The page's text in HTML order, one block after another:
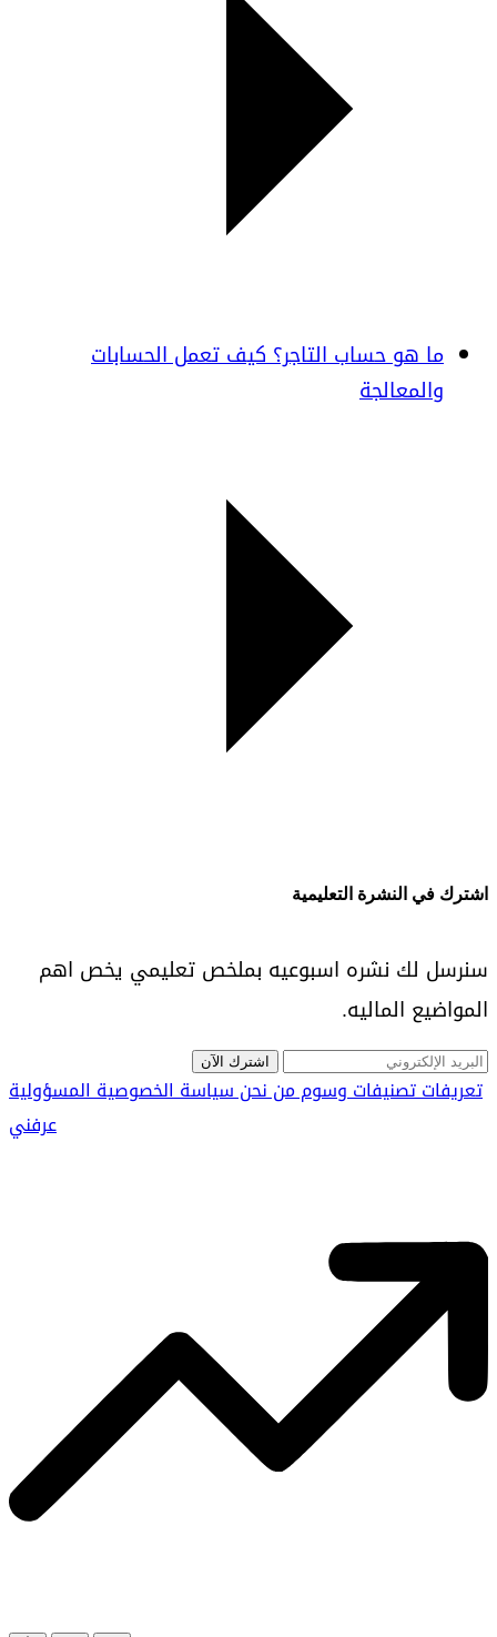
ما هو حساب التاجر؟ كيف تعمل الحسابات
والمعالجة
اشترك في النشرة التعليمية
سنرسل لك نشره اسبوعيه بملخص تعليمي يخص اهم
المواضيع الماليه.
اشترك الآن
تعريفاتتصنيفاتوسوممن نحنسياسة الخصوصيةالمسؤولية
عرفني